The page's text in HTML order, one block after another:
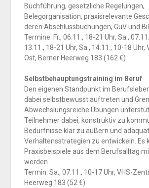
Buchführung, gesetzliche Regelungen,
Belegorganisation, praxisrelevante
deren Abschlussbuchungen, GuV und
Termine: Fr., 06.11., 18-21 Uhr, Sa.,
13.11., 18-21 Uhr, Sa., 14.11., 10-18
Ost, Berner Heerweg 183 (162 €)
Selbstbehauptungstraining im Beruf
Den eigenen Standpunkt im
dabei selbstbewusst auftreten und
Abwechslungsreiche Übungen
Teilnehmer dabei, konstruktiv zu
Bedürfnisse klar zu äußern und
Verhaltensstrategien zu entwickeln. Es
Praxisbeispiele aus dem Berufsalltag
werden.
Termin: Sa., 07.11., 10-17 Uhr, VHS-
Heerweg 183 (52 €)